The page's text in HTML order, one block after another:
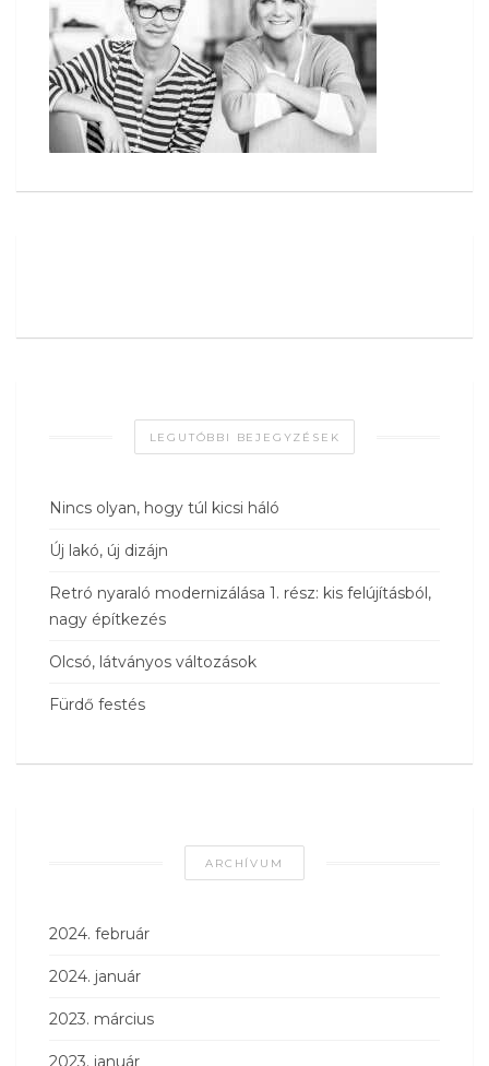
LEGUTÓBBI BEJEGYZÉSEK
Nincs olyan, hogy túl kicsi háló
Új lakó, új dizájn
Retró nyaraló modernizálása 1. rész: kis felújításból,
nagy építkezés
Olcsó, látványos változások
Fürdő festés
ARCHÍVUM
2024. február
2024. január
2023. március
2023. január